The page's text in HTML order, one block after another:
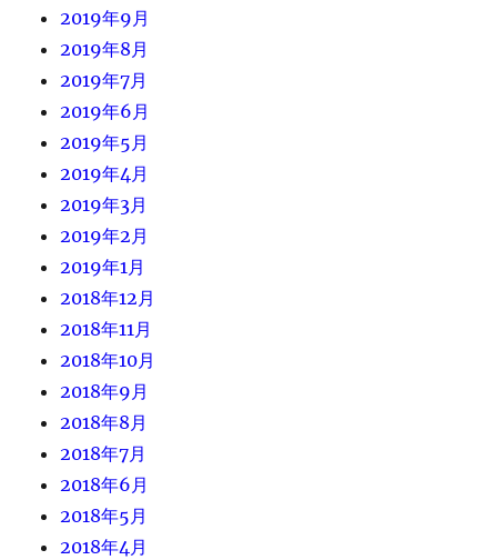
2019年9月
2019年8月
2019年7月
2019年6月
2019年5月
2019年4月
2019年3月
2019年2月
2019年1月
2018年12月
2018年11月
2018年10月
2018年9月
2018年8月
2018年7月
2018年6月
2018年5月
2018年4月